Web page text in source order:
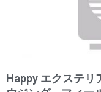
Happy エクステリ